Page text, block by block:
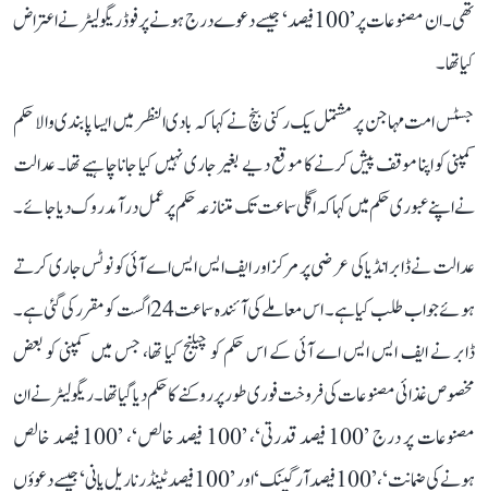
تھی۔ ان مصنوعات پر ’100 فیصد‘ جیسے دعوے درج ہونے پر فوڈ ریگولیٹر نے اعتراض
کیا تھا۔
جسٹس امت مہاجن پر مشتمل یک رکنی بنچ نے کہا کہ بادی النظر میں ایسا پابندی والا حکم
کمپنی کو اپنا موقف پیش کرنے کا موقع دیے بغیر جاری نہیں کیا جانا چاہیے تھا۔ عدالت
نے اپنے عبوری حکم میں کہا کہ اگلی سماعت تک متنازعہ حکم پر عمل درآمد روک دیا جائے۔
عدالت نے ڈابر انڈیا کی عرضی پر مرکز اور ایف ایس ایس اے آئی کو نوٹس جاری کرتے
ہوئے جواب طلب کیا ہے۔ اس معاملے کی آئندہ سماعت 24 اگست کو مقرر کی گئی ہے۔
ڈابر نے ایف ایس ایس اے آئی کے اس حکم کو چیلنج کیا تھا، جس میں کمپنی کو بعض
مخصوص غذائی مصنوعات کی فروخت فوری طور پر روکنے کا حکم دیا گیا تھا۔ ریگولیٹر نے ان
مصنوعات پر درج ’100 فیصد قدرتی‘، ’100 فیصد خالص‘، ’100 فیصد خالص
ہونے کی ضمانت‘، ’100 فیصد آرگینک‘ اور ’100 فیصد ٹینڈر ناریل پانی‘ جیسے دعوؤں